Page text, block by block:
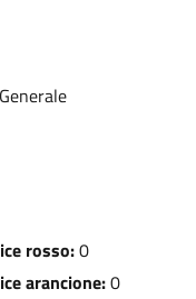
rosso:0
arancione:0